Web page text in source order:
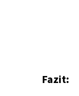
Fazit: